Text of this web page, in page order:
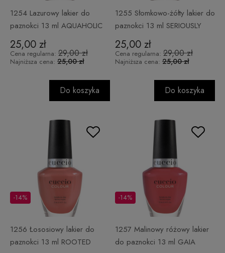
1254 Lazurowy lakier do
paznokci 13 ml AQUAHOLIC
25,00 zł
Cena regularna: 29,00 zł
Najniższa cena: 25,00 zł
Do koszyka
1255 Słomkowo-żółty lakier do
paznokci 13 ml SERIOUSLY
CELSIUS
25,00 zł
Cena regularna: 29,00 zł
Najniższa cena: 25,00 zł
Do koszyka
1256 Łososiowy lakier do
paznokci 13 ml ROOTED
-14%
1257 Malinowy różowy lakier
do paznokci 13 ml GAIA
-14%